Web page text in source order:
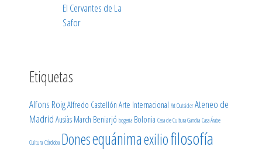
El Cervantes de La
Safor
Etiquetas
Alfons RoigAlfredo Castellón Arte Internacional Art Outsider Ateneo de
Madrid Ausiàs March Beniarjó bogeria Bolonia Casa de Cultura Gandia Casa Árabe
Cultura Córdoba Donesequánimaexiliofilosofía